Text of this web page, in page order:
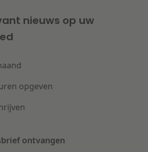
nieuws op uw
opgeven
ontvangen